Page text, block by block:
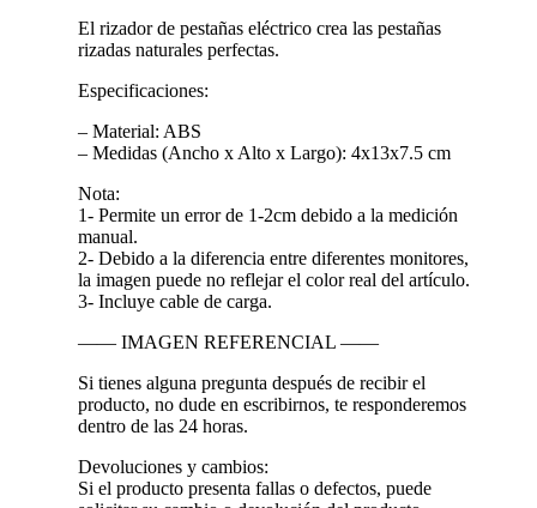
El rizador de pestañas eléctrico crea las pestañas
rizadas naturales perfectas.
Especificaciones:
– Material: ABS
– Medidas (Ancho x Alto x Largo): 4x13x7.5 cm
Nota:
1- Permite un error de 1-2cm debido a la medición
manual.
2- Debido a la diferencia entre diferentes monitores,
la imagen puede no reflejar el color real del artículo.
3- Incluye cable de carga.
—— IMAGEN REFERENCIAL ——
Si tienes alguna pregunta después de recibir el
producto, no dude en escribirnos, te responderemos
dentro de las 24 horas.
Devoluciones y cambios:
Si el producto presenta fallas o defectos, puede